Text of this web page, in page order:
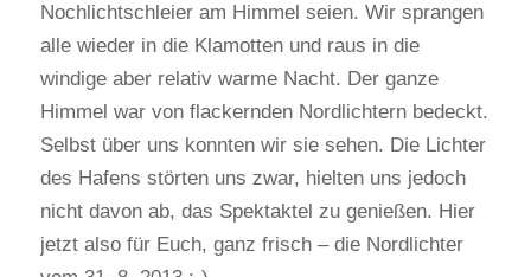
Nochlichtschleier am Himmel seien. Wir sprangen
alle wieder in die Klamotten und raus in die
windige aber relativ warme Nacht. Der ganze
Himmel war von flackernden Nordlichtern bedeckt.
Selbst über uns konnten wir sie sehen. Die Lichter
des Hafens störten uns zwar, hielten uns jedoch
nicht davon ab, das Spektaktel zu genießen. Hier
jetzt also für Euch, ganz frisch – die Nordlichter